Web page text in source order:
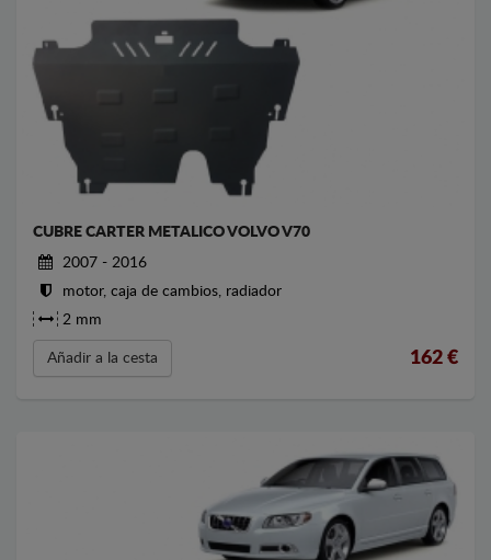
CUBRE CARTER METALICO VOLVO V70
2007 - 2016
motor, caja de cambios, radiador
2 mm
Añadir a la cesta 162 €